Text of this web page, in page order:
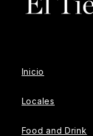
Inicio
Locales
Food and Drink